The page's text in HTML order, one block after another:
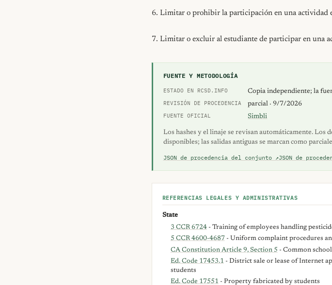
6. Limitar o prohibir la participación en una actividad
7. Limitar o excluir al estudiante de participar en una
FUENTE Y METODOLOGÍA
ESTADO EN RCSD.INFO
Copia independiente; la
REVISIÓN DE PROCEDENCIA parcial · 9/7/2026
FUENTE OFICIAL Simbli
Los hashes y el linaje se revisan automáticamente. Los
disponibles; las salidas antiguas se marcan como
JSON de procedencia del conjunto ↗JSON de
REFERENCIAS LEGALES Y ADMINISTRATIVAS
State
3 CCR 6724- Training of employees handling
5 CCR 4600-4687 - Uniform complaint procedures
CA Constitution Article 9, Section 5 - Common
Ed. Code 17453.1 - District sale or lease of Internet
students
Ed. Code 17551 - Property fabricated by students